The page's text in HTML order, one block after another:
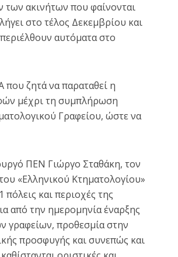
ακινήτων που φαίνονται
στο τέλος Δεκεμβρίου και
αυτόματα στο
ζητά να παραταθεί η
μέχρι τη συμπλήρωση
Γραφείου, ώστε να
ΠΕΝ Γιώργο Σταθάκη, τον
«Ελληνικού Κτηματολογίου»
και περιοχές της
από την ημερομηνία έναρξης
γραφείων, προθεσμία στην
προσφυγής και συνεπώς και
Κορονοϊός: 1.707
κρούσματα, 69